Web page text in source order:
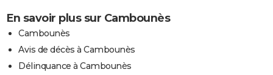
En savoir plus sur Cambounès
Cambounès
Avis de décès à Cambounès
Délinquance à Cambounès